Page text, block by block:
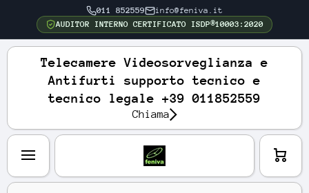
VAI DIRETTAMENTE AI CONTENUTI
011 852559
info@feniva.it
AUDITOR INTERNO CERTIFICATO ISDP®10003:2020
Telecamere Videosorveglianza e
Antifurti supporto tecnico e
tecnico legale +39 011852559
Chiama
Carre
llo